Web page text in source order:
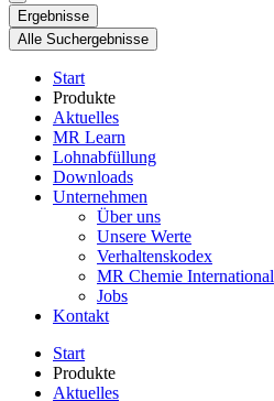
Ergebnisse
Alle Suchergebnisse
Start
Produkte
Aktuelles
MR Learn
Lohnabfüllung
Downloads
Unternehmen
Über uns
Unsere Werte
Verhaltenskodex
MR Chemie International
Jobs
Kontakt
Start
Produkte
Aktuelles